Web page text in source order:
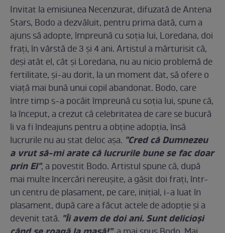
Invitat la emisiunea Necenzurat, difuzată de Antena
Stars, Bodo a dezvăluit, pentru prima dată, cum a
ajuns să adopte, împreună cu soţia lui, Loredana, doi
fraţi, în vârstă de 3 şi 4 ani. Artistul a mărturisit că,
deşi atât el, cât şi Loredana, nu au nicio problemă de
fertilitate, şi-au dorit, la un moment dat, să ofere o
viaţă mai bună unui copil abandonat. Bodo, care
între timp s-a pocăit împreună cu soţia lui, spune că,
la început, a crezut că celebritatea de care se bucură
îi va fi îndeajuns pentru a obţine adopţia, însă
lucrurile nu au stat deloc aşa. "Cred că Dumnezeu
a vrut să-mi arate că lucrurile bune se fac doar
prin El", a povestit Bodo. Artistul spune că, după
mai multe încercări nereuşite, a găsit doi fraţi, într-
un centru de plasament, pe care, iniţial, i-a luat în
plasament, după care a făcut actele de adopţie şi a
devenit tată. "Îi avem de doi ani. Sunt delicioşi